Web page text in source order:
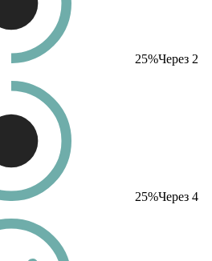
25%Через 2
25%Через 4